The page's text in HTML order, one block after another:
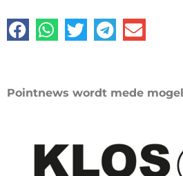
Pointnews wordt mede